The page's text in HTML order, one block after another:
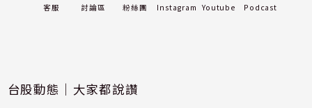
客服 討論區 粉絲團 Instagram Youtube Podcast
台股動態｜大家都說讚